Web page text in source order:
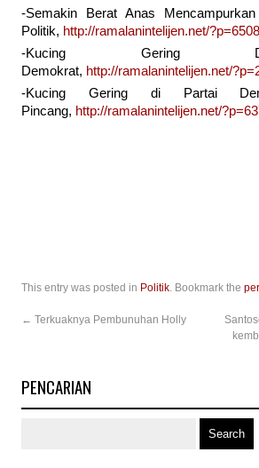
-Semakin Berat Anas
Politik, http://ramalanintelijen.net/?p=6508
-Kucing Gering
Demokrat, http://ramalanintelijen.net/
-Kucing Gering di Partai
Pincang, http://ramalanintelijen.net/
This entry was posted in Politik. Bookmark the
← Terkuaknya Pembunuhan Holly
PENCARIAN